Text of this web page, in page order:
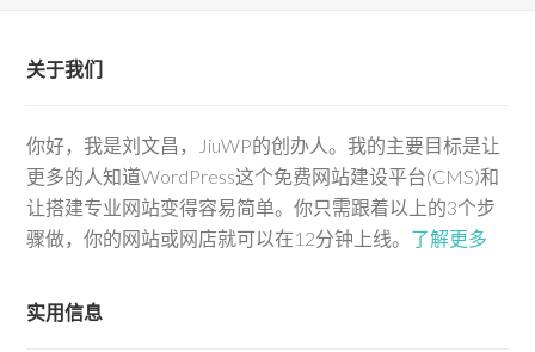
关于我们
你好，我是刘文昌，JiuWP的创办人。我的主要目标是让
更多的人知道WordPress这个免费网站建设平台(CMS)和
让搭建专业网站变得容易简单。你只需跟着以上的3个步
骤做，你的网站或网店就可以在12分钟上线。 了解更多
实用信息